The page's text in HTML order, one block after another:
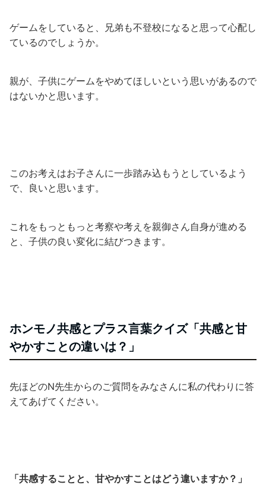
ゲームをしていると、兄弟も不登校になると思って心配し
ているのでしょうか。
親が、子供にゲームをやめてほしいという思いがあるので
はないかと思います。
このお考えはお子さんに一歩踏み込もうとしているよう
で、良いと思います。
これをもっともっと考察や考えを親御さん自身が進める
と、子供の良い変化に結びつきます。
ホンモノ共感とプラス言葉クイズ「共感と甘
やかすことの違いは？」
先ほどのN先生からのご質問をみなさんに私の代わりに答
えてあげてください。
「共感することと、甘やかすことはどう違いますか？」